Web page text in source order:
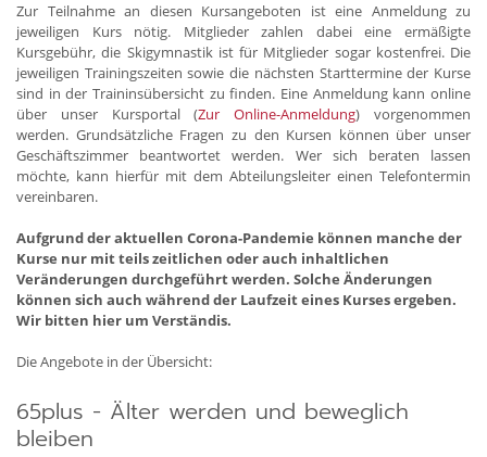
Zur Teilnahme an diesen Kursangeboten ist eine Anmeldung zu
jeweiligen Kurs nötig. Mitglieder zahlen dabei eine ermäßigte
Kursgebühr, die Skigymnastik ist für Mitglieder sogar kostenfrei. Die
jeweiligen Trainingszeiten sowie die nächsten Starttermine der Kurse
sind in der Traininsübersicht zu finden. Eine Anmeldung kann online
über unser Kursportal (Zur Online-Anmeldung) vorgenommen
werden. Grundsätzliche Fragen zu den Kursen können über unser
Geschäftszimmer beantwortet werden. Wer sich beraten lassen
möchte, kann hierfür mit dem Abteilungsleiter einen Telefontermin
vereinbaren.
Aufgrund der aktuellen Corona-Pandemie können manche der
Kurse nur mit teils zeitlichen oder auch inhaltlichen
Veränderungen durchgeführt werden. Solche Änderungen
können sich auch während der Laufzeit eines Kurses ergeben.
Wir bitten hier um Verständis.
Die Angebote in der Übersicht:
65plus - Älter werden und beweglich
bleiben